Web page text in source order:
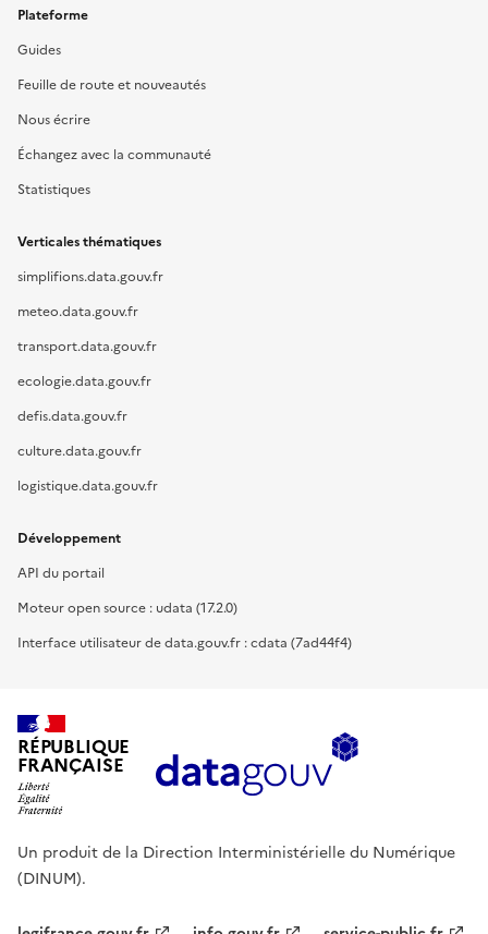
Plateforme
Guides
Feuille de route et nouveautés
Nous écrire
Échangez avec la communauté
Statistiques
Verticales thématiques
simplifions.data.gouv.fr
meteo.data.gouv.fr
transport.data.gouv.fr
ecologie.data.gouv.fr
defis.data.gouv.fr
culture.data.gouv.fr
logistique.data.gouv.fr
Développement
API du portail
Moteur open source : udata (17.2.0)
Interface utilisateur de data.gouv.fr : cdata (7ad44f4)
RÉPUBLIQUE
FRANÇAISE
Un produit de la Direction Interministérielle du Numérique
(DINUM).